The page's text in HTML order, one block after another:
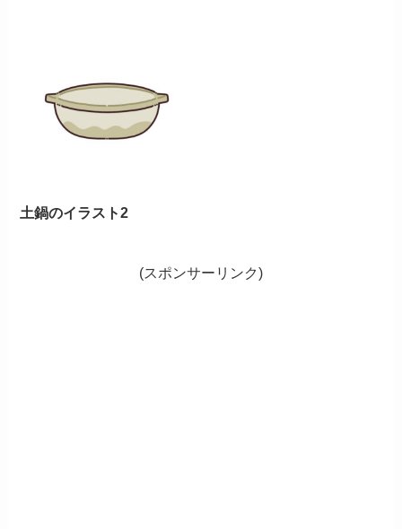
土鍋のイラスト2
(スポンサーリンク)